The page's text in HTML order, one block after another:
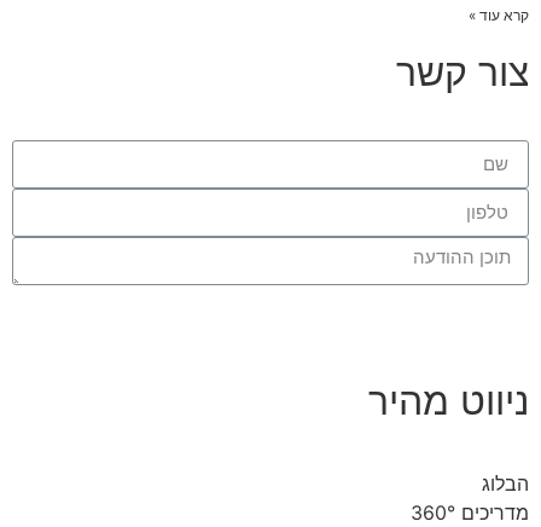
קרא עוד »
צור קשר
ניווט מהיר
הבלוג
מדריכים 360°